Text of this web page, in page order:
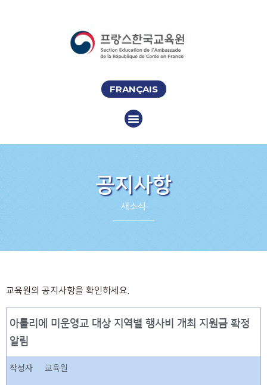
FRANÇAIS
공지사항
새소식
교육원의 공지사항을 확인하세요.
아틀리에 미운영교 대상 지역별 행사비 개최 지원금 확정
알림
작성자 교육원